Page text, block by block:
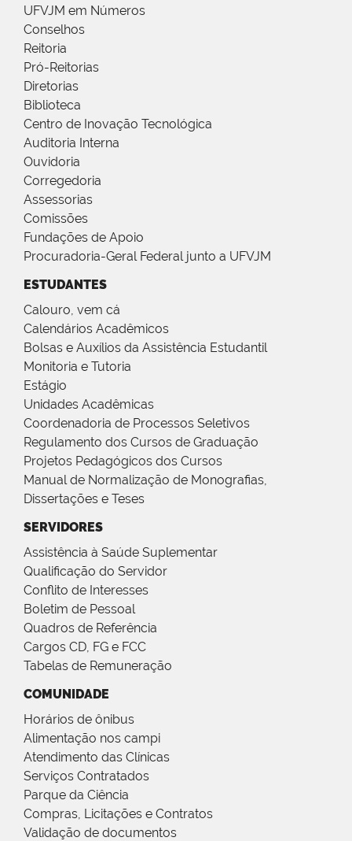
UFVJM em Números
Conselhos
Reitoria
Pró-Reitorias
Diretorias
Biblioteca
Centro de Inovação Tecnológica
Auditoria Interna
Ouvidoria
Corregedoria
Assessorias
Comissões
Fundações de Apoio
Procuradoria-Geral Federal junto a UFVJM
ESTUDANTES
Calouro, vem cá
Calendários Acadêmicos
Bolsas e Auxílios da Assistência Estudantil
Monitoria e Tutoria
Estágio
Unidades Acadêmicas
Coordenadoria de Processos Seletivos
Regulamento dos Cursos de Graduação
Projetos Pedagógicos dos Cursos
Manual de Normalização de Monografias,
Dissertações e Teses
SERVIDORES
Assistência à Saúde Suplementar
Qualificação do Servidor
Conflito de Interesses
Boletim de Pessoal
Quadros de Referência
Cargos CD, FG e FCC
Tabelas de Remuneração
COMUNIDADE
Horários de ônibus
Alimentação nos campi
Atendimento das Clínicas
Serviços Contratados
Parque da Ciência
Compras, Licitações e Contratos
Validação de documentos